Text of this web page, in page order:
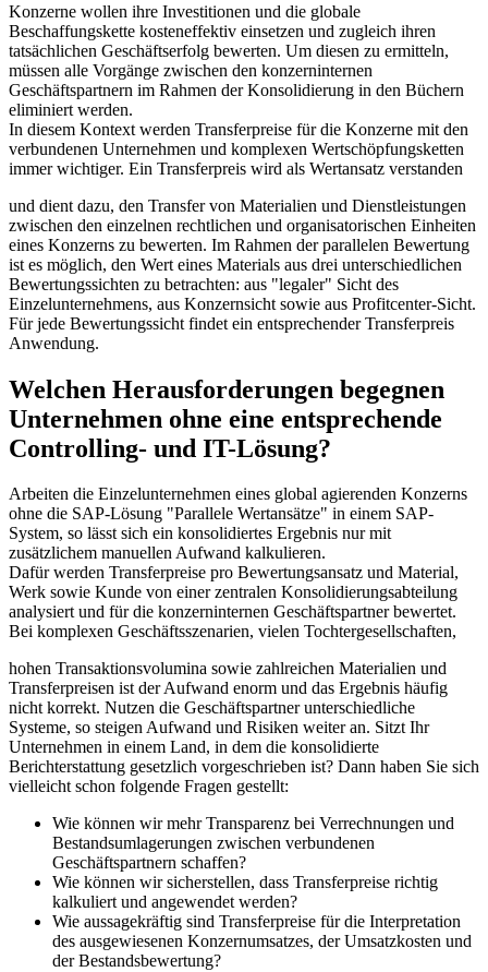
Konzerne wollen ihre Investitionen und die globale
Beschaffungskette kosteneffektiv einsetzen und zugleich ihren
tatsächlichen Geschäftserfolg bewerten. Um diesen zu ermitteln,
müssen alle Vorgänge zwischen den konzerninternen
Geschäftspartnern im Rahmen der Konsolidierung in den Büchern
eliminiert werden.
In diesem Kontext werden Transferpreise für die Konzerne mit den
verbundenen Unternehmen und komplexen Wertschöpfungsketten
immer wichtiger. Ein Transferpreis wird als Wertansatz verstanden
und dient dazu, den Transfer von Materialien und Dienstleistungen
zwischen den einzelnen rechtlichen und organisatorischen Einheiten
eines Konzerns zu bewerten. Im Rahmen der parallelen Bewertung
ist es möglich, den Wert eines Materials aus drei unterschiedlichen
Bewertungssichten zu betrachten: aus "legaler" Sicht des
Einzelunternehmens, aus Konzernsicht sowie aus Profitcenter-Sicht.
Für jede Bewertungssicht findet ein entsprechender Transferpreis
Anwendung.
Welchen Herausforderungen begegnen
Unternehmen ohne eine entsprechende
Controlling- und IT-Lösung?
Arbeiten die Einzelunternehmen eines global agierenden Konzerns
ohne die SAP-Lösung "Parallele Wertansätze" in einem SAP-
System, so lässt sich ein konsolidiertes Ergebnis nur mit
zusätzlichem manuellen Aufwand kalkulieren.
Dafür werden Transferpreise pro Bewertungsansatz und Material,
Werk sowie Kunde von einer zentralen Konsolidierungsabteilung
analysiert und für die konzerninternen Geschäftspartner bewertet.
Bei komplexen Geschäftsszenarien, vielen Tochtergesellschaften,
hohen Transaktionsvolumina sowie zahlreichen Materialien und
Transferpreisen ist der Aufwand enorm und das Ergebnis häufig
nicht korrekt. Nutzen die Geschäftspartner unterschiedliche
Systeme, so steigen Aufwand und Risiken weiter an. Sitzt Ihr
Unternehmen in einem Land, in dem die konsolidierte
Berichterstattung gesetzlich vorgeschrieben ist? Dann haben Sie sich
vielleicht schon folgende Fragen gestellt:
Wie können wir mehr Transparenz bei Verrechnungen und
Bestandsumlagerungen zwischen verbundenen
Geschäftspartnern schaffen?
Wie können wir sicherstellen, dass Transferpreise richtig
kalkuliert und angewendet werden?
Wie aussagekräftig sind Transferpreise für die Interpretation
des ausgewiesenen Konzernumsatzes, der Umsatzkosten und
der Bestandsbewertung?